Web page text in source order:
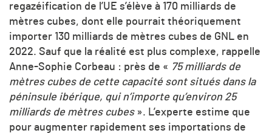
regazéification de l’UE s’élève à 170 milliards de
mètres cubes, dont elle pourrait théoriquement
importer 130 milliards de mètres cubes de GNL en
2022. Sauf que la réalité est plus complexe, rappelle
Anne-Sophie Corbeau : près de « 75 milliards de
mètres cubes de cette capacité sont situés dans la
péninsule ibérique, qui n’importe qu’environ 25
milliards de mètres cubes ». L’experte estime que
pour augmenter rapidement ses importations de